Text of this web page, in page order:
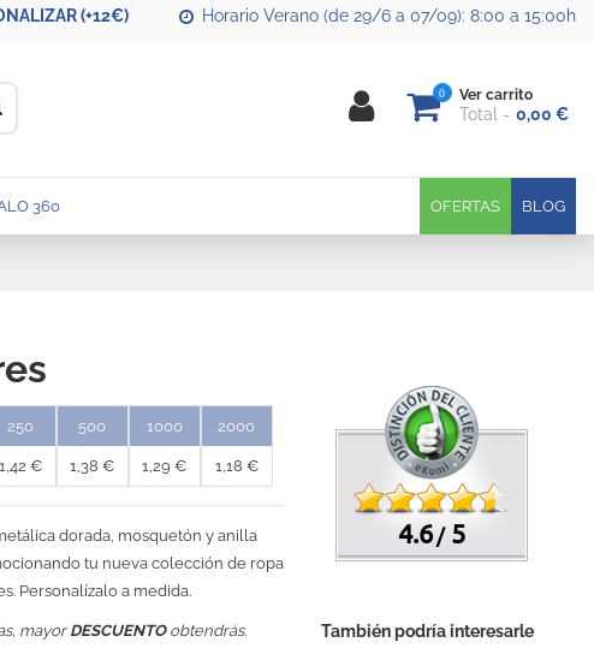
(+12€) Horario Verano (de 29/6 a 07/09): 8:00 a 15:00h
0 Ver carrito
Total 0,00 €
BLOG
360 OFERTAS
250
1,42 €
500
1,38 €
1000
1,29 €
2000
1,18 €
dorada, mosquetón y anilla
tu nueva colección de ropa
Personalízalo a medida.
mayor DESCUENTOobtendrás.
4.6 /5
También podría interesarle